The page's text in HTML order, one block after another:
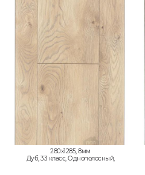
280x1285, 8мм
Дуб, 33 класс, Однополосный,